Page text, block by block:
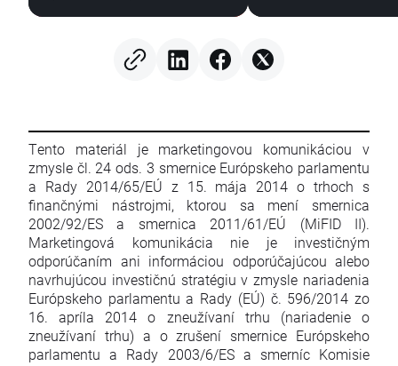
Tento materiál je marketingovou komunikáciou v
zmysle čl. 24 ods. 3 smernice Európskeho parlamentu
a Rady 2014/65/EÚ z 15. mája 2014 o trhoch s
finančnými nástrojmi, ktorou sa mení smernica
2002/92/ES a smernica 2011/61/EÚ (MiFID II).
Marketingová komunikácia nie je investičným
odporúčaním ani informáciou odporúčajúcou alebo
navrhujúcou investičnú stratégiu v zmysle nariadenia
Európskeho parlamentu a Rady (EÚ) č. 596/2014 zo
16. apríla 2014 o zneužívaní trhu (nariadenie o
zneužívaní trhu) a o zrušení smernice Európskeho
parlamentu a Rady 2003/6/ES a smerníc Komisie